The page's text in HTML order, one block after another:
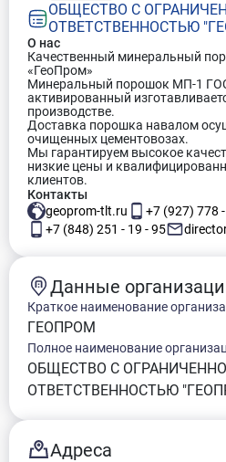
ОБЩЕСТВО С
ОТВЕТСТВЕННОСТЬЮ
О нас
Качественный минеральный
«ГеоПром»
Минеральный порошок МП-1
активированный
производстве.
Доставка порошка навалом
очищенных цементовозах.
Мы гарантируем высокое
низкие цены и
клиентов.
Контакты
geoprom-tlt.ru
+7 (927) 778 -
+7 (848) 251 - 19 - 95
Данные
Краткое наименование
ГЕОПРОМ
Полное наименование
ОБЩЕСТВО С
ОТВЕТСТВЕННОСТЬЮ
Адреса